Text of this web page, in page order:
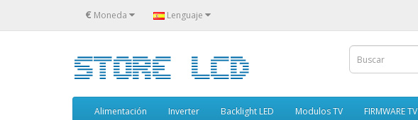
€ Moneda Lenguaje
Alimentación Inverter Backlight LED Modulos TV FIRMWARE TV